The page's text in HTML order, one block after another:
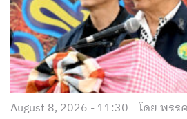
August 8, 2026 - 11:30 โดย พรร